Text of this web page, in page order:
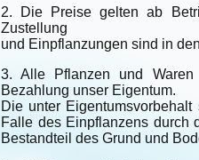
2. Die Preise gelten ab
Zustellung
und Einpflanzungen sind in
3. Alle Pflanzen und
Bezahlung unser Eigentum.
Die unter
Falle des Einpflanzens durch
Bestandteil des Grund und